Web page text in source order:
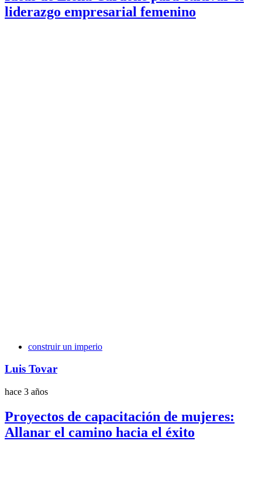
liderazgo empresarial femenino
Etiquetasconstruir un imperio
Luis Tovar
hace 3 años
Proyectos de capacitación de mujeres:
Allanar el camino hacia el éxito